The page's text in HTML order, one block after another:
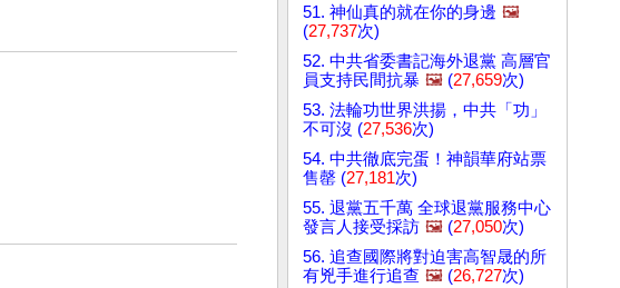
51. 神仙真的就在你的身邊 🖼️
(27,737次)
52. 中共省委書記海外退黨 高層官
員支持民間抗暴 🖼️ (27,659次)
53. 法輪功世界洪揚，中共「功」
不可沒 (27,536次)
54. 中共徹底完蛋！神韻華府站票
售罄 (27,181次)
55. 退黨五千萬 全球退黨服務中心
發言人接受採訪 🖼️ (27,050次)
56. 追查國際將對迫害高智晟的所
有兇手進行追查 🖼️ (26,727次)